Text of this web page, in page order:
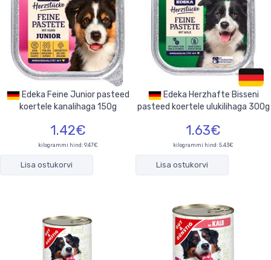
Edeka Feine Junior pasteed
koertele kanalihaga 150g
1.42€
kilogrammi hind: 9.47€
Lisa ostukorvi
Edeka Herzhafte Bisseni
pasteed koertele ulukilihaga 300g
1.63€
kilogrammi hind: 5.43€
Lisa ostukorvi